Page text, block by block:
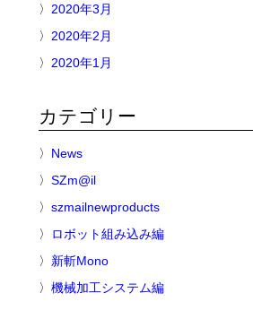
2020年3月
2020年2月
2020年1月
カテゴリー
News
SZm@il
szmailnewproducts
ロボット組み込み編
新斬Mono
機械加工システム編